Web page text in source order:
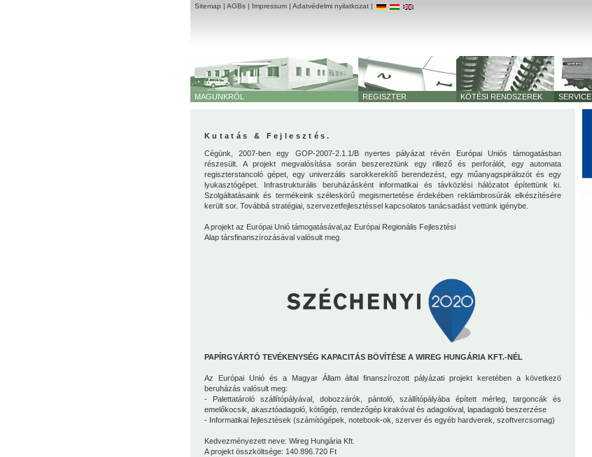
Sitemap | AGBs | Impressum | Adatvédelmi nyilatkozat |
MAGUNKRÓL REGISZTER KÖTÉSI RENDSZEREK SERVICE
Kutatás & Fejlesztés.
Cégünk, 2007-ben egy GOP-2007-2.1.1/B nyertes pályázat révén Európai Uniós támogatásban
részesült. A projekt megvalósítása során beszereztünk egy rillező és perforálót, egy automata
regiszterstancoló gépet, egy univerzális sarokkerekítő berendezést, egy műanyagspirálozót és egy
lyukasztógépet. Infrastrukturális beruházásként informatikai és távközlési hálózatot építettünk ki.
Szolgáltatásaink és termékeink széleskörű megismertetése érdekében reklámbrosúrák elkészítésére
került sor. Továbbá stratégiai, szervezetfejlesztéssel kapcsolatos tanácsadást vettünk igénybe.
A projekt az Európai Unió támogatásával,az Európai Regionális Fejlesztési
Alap társfinanszírozásával valósult meg.
PAPÍRGYÁRTÓ TEVÉKENYSÉG KAPACITÁS BÖVÍTÉSE A WIREG HUNGÁRIA KFT.-NÉL
Az Európai Unió és a Magyar Állam által finanszírozott pályázati projekt keretében a következö
beruházás valósult meg:
- Palettatároló szállítópályával, dobozzárók, pántoló, szállítópályába épített mérleg, targoncák és
emelőkocsik, akasztóadagoló, kötőgép, rendezőgép kirakóval és adagolóval, lapadagoló beszerzése
- Informatikai fejlesztések (számítógépek, notebook-ok, szerver és egyéb hardverek, szoftvercsomag)
Kedvezményezett neve: Wireg Hungária Kft.
A projekt összköltsége: 140.896.720 Ft